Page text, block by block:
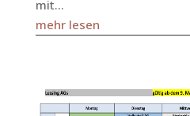
mit...
mehr lesen